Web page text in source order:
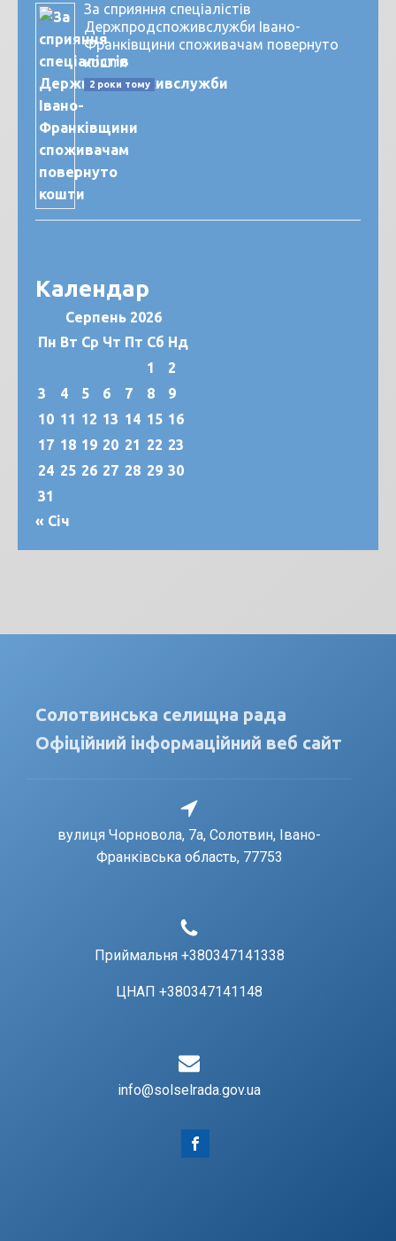
За сприяння спеціалістів
Держпродспоживслужби Івано-
Франківщини споживачам повернуто
кошти
2 роки тому
Календар
Серпень 2026
Пн Вт Ср Чт Пт Сб Нд
1
2
3
4 5 6 7 8
9
10 11 12 13 14 15 16
17 18 19 20 21 22 23
24 25 26 27 28 29 30
31
« Січ
Солотвинська селищна рада
Офіційний інформаційний веб сайт
вулиця Чорновола, 7a, Солотвин, Івано-
Франківська область, 77753
Приймальня +380347141338
ЦНАП +380347141148
info@solselrada.gov.ua